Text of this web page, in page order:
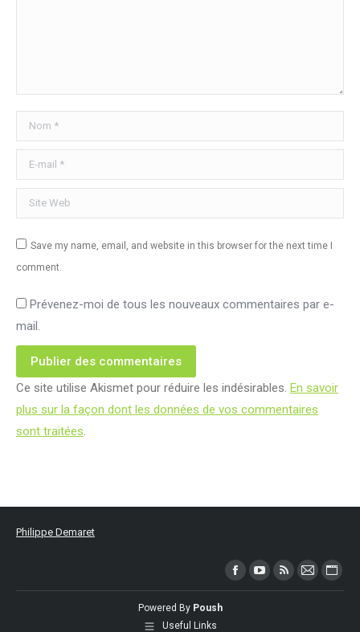
Nom *
E-mail *
Site Web
Save my name, email, and website in this browser for the next time I
comment.
Prévenez-moi de tous les nouveaux commentaires par e-
mail.
Publier des commentaires
Ce site utilise Akismet pour réduire les indésirables. En savoir
plus sur la façon dont les données de vos commentaires
sont traitées.
Philippe Demaret
Facebook
YouTubeRSS Mail Site
Powered By Poush
Useful Links